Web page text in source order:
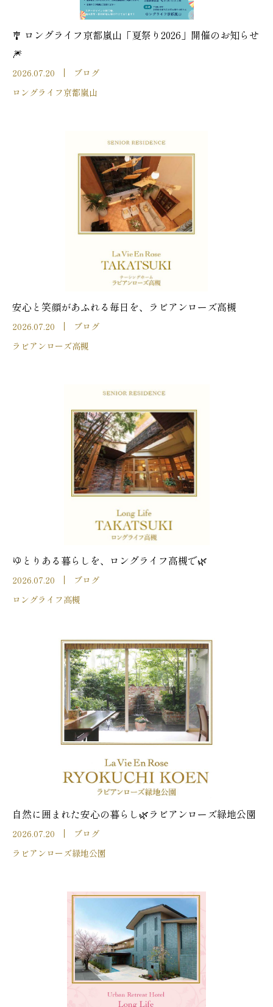
🎐 ロングライフ京都嵐山「夏祭り2026」開催のお知らせ
🎆
2026.07.20
ブログ
ロングライフ京都嵐山
安心と笑顔があふれる毎日を、ラビアンローズ高槻
2026.07.20
ブログ
ラビアンローズ高槻
ゆとりある暮らしを、ロングライフ高槻で🌿
2026.07.20
ブログ
ロングライフ高槻
自然に囲まれた安心の暮らし🌿ラビアンローズ緑地公園
2026.07.20
ブログ
ラビアンローズ緑地公園